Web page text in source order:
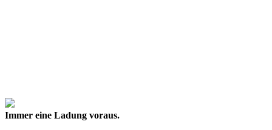
Immer eine Ladung voraus.